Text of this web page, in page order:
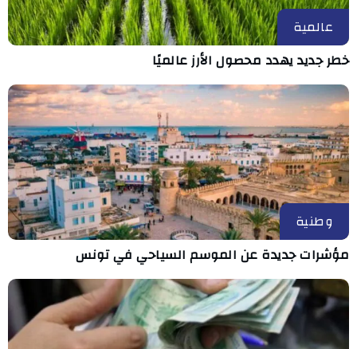
عالمية
خطر جديد يهدد محصول الأرز عالميًا
وطنية
مؤشرات جديدة عن الموسم السياحي في تونس